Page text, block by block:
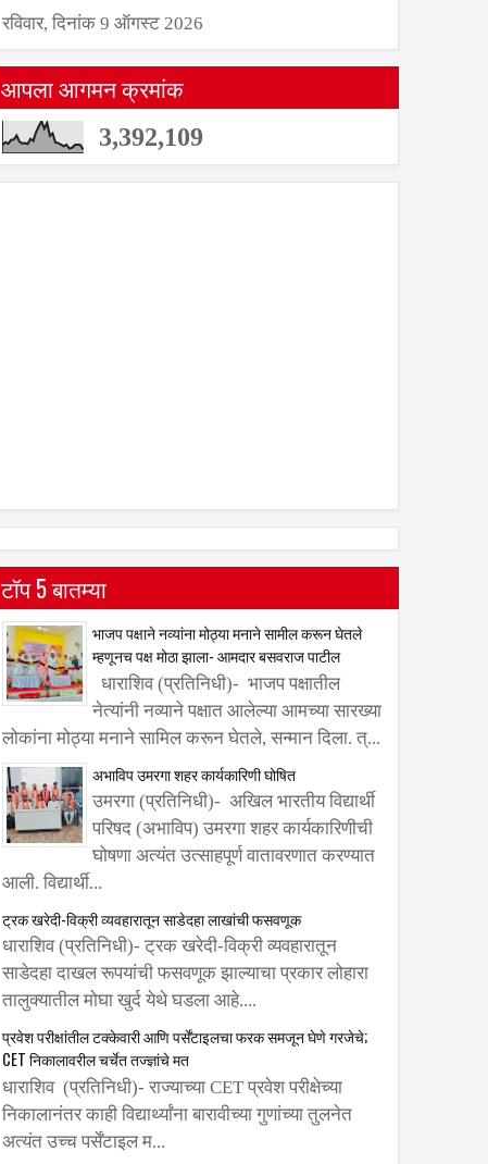
रविवार, दिनांक 9 ऑगस्ट 2026
आपला आगमन क्रमांक
3,392,109
टॉप 5 बातम्या
भाजप पक्षाने नव्यांना मोठ्या मनाने सामील करून घेतले
म्हणूनच पक्ष मोठा झाला- आमदार बसवराज पाटील
धाराशिव (प्रतिनिधी)- भाजप पक्षातील
नेत्यांनी नव्याने पक्षात आलेल्या आमच्या सारख्या
लोकांना मोठ्या मनाने सामिल करून घेतले, सन्मान दिला. त्...
अभाविप उमरगा शहर कार्यकारिणी घोषित
उमरगा (प्रतिनिधी)- अखिल भारतीय विद्यार्थी
परिषद (अभाविप) उमरगा शहर कार्यकारिणीची
घोषणा अत्यंत उत्साहपूर्ण वातावरणात करण्यात
आली. विद्यार्थी...
ट्रक खरेदी-विक्री व्यवहारातून साडेदहा लाखांची फसवणूक
धाराशिव (प्रतिनिधी)- ट्रक खरेदी-विक्री व्यवहारातून
साडेदहा दाखल रूपयांची फसवणूक झाल्याचा प्रकार लोहारा
तालुक्यातील मोघा खुर्द येथे घडला आहे....
प्रवेश परीक्षांतील टक्केवारी आणि पर्सेंटाइलचा फरक समजून घेणे गरजेचे;
CET निकालावरील चर्चेत तज्ज्ञांचे मत
धाराशिव (प्रतिनिधी)- राज्याच्या CET प्रवेश परीक्षेच्या
निकालानंतर काही विद्यार्थ्यांना बारावीच्या गुणांच्या तुलनेत
अत्यंत उच्च पर्सेंटाइल म...